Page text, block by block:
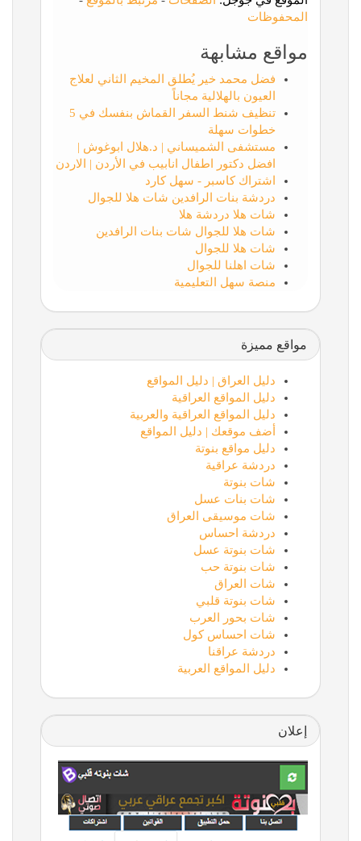
المحفوظات
مواقع مشابهة
فضل محمد خير يُطلق المخيم الثاني لعلاج
العيون بالهلالية مجاناً
تنظيف شنط السفر القماش بنفسك في 5
خطوات سهلة
مستشفى الشميساني | د.هلال ابوغوش |
افضل دكتور اطفال انابيب في الأردن | الاردن
اشتراك كاسبر - سهل كارد
دردشة بنات الرافدين شات هلا للجوال
شات هلا دردشة هلا
شات هلا للجوال شات بنات الرافدين
شات هلا للجوال
شات اهلنا للجوال
منصة سهل التعليمية
مواقع مميزة
دليل العراق | دليل المواقع
دليل المواقع العراقية
دليل المواقع العراقية والعربية
أضف موقعك | دليل المواقع
دليل مواقع بنوتة
دردشة عراقية
شات بنوتة
شات بنات عسل
شات موسيقى العراق
دردشة احساس
شات بنوتة عسل
شات بنوتة حب
شات العراق
شات بنوتة قلبي
شات بحور العرب
شات احساس كول
دردشة عراقنا
دليل المواقع العربية
إعلان